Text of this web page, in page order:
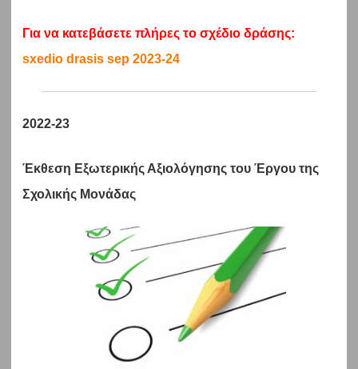
Για να κατεβάσετε πλήρες το σχέδιο δράσης:
sxedio drasis sep 2023-24
2022-23
Έκθεση Εξωτερικής Αξιολόγησης του Έργου της
Σχολικής Μονάδας